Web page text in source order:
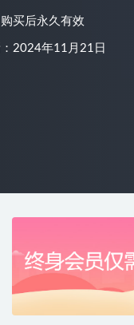
买后永久有效
2024年11月21日